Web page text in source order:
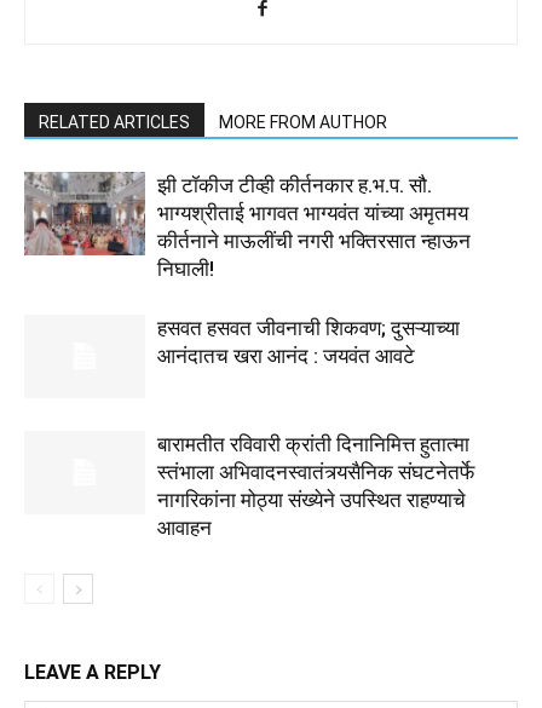
RELATED ARTICLES MORE FROM AUTHOR
झी टॉकीज टीव्ही कीर्तनकार ह.भ.प. सौ.
भाग्यश्रीताई भागवत भाग्यवंत यांच्या अमृतमय
कीर्तनाने माऊलींची नगरी भक्तिरसात न्हाऊन
निघाली!
हसवत हसवत जीवनाची शिकवण; दुसऱ्याच्या
आनंदातच खरा आनंद : जयवंत आवटे
बारामतीत रविवारी क्रांती दिनानिमित्त हुतात्मा
स्तंभाला अभिवादनस्वातंत्र्यसैनिक संघटनेतर्फे
नागरिकांना मोठ्या संख्येने उपस्थित राहण्याचे
आवाहन
LEAVE A REPLY